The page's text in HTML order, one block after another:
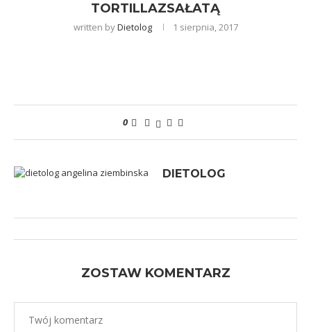
TORTILLAZSAŁATĄ
written byDietolog 1 sierpnia, 2017
0
DIETOLOG
ZOSTAW KOMENTARZ